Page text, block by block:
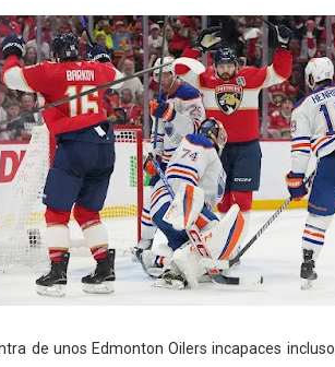
de unos Edmonton Oilers incapaces